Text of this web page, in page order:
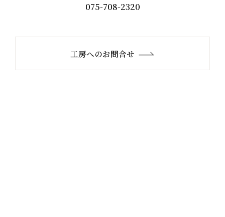
075-708-2320
工房へのお問合せ